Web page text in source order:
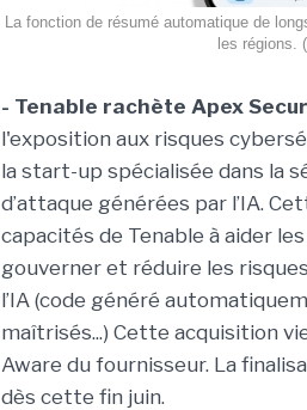
La fonction de résumé automatique de
les régions.
- Tenable rachète Apex
l'exposition aux risques
la start-up spécialisée dans la
d’attaque générées par l’IA.
capacités de Tenable à aider
gouverner et réduire les
l’IA (code généré
maîtrisés...) Cette acquisition
Aware du fournisseur. La
dès cette fin juin.